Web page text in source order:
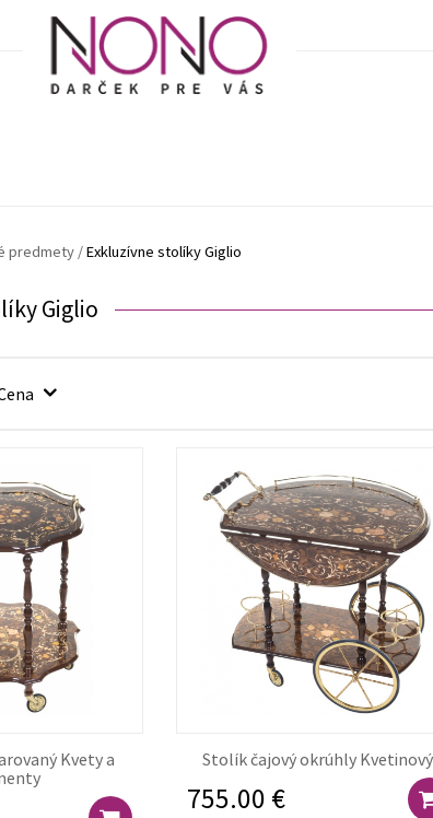
predmety /Exkluzívne stolíky Giglio
Giglio
Kvety a
Stolík čajový okrúhly Kvetinový
755.00 €